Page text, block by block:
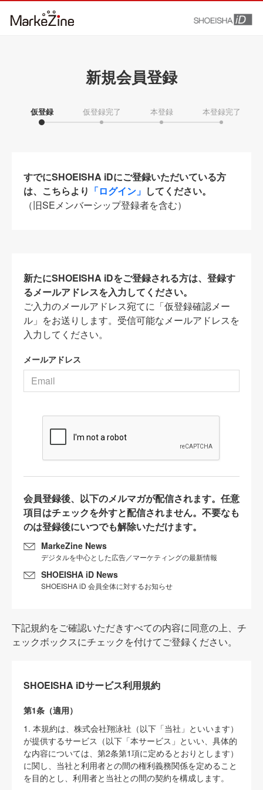
新規会員登録
仮登録 仮登録完了 本登録 本登録完了
すでにSHOEISHA iDにご登録いただいている方
は、こちらより 「ログイン」 してください。
（旧SEメンバーシップ登録者を含む）
新たにSHOEISHA iDをご登録される方は、登録す
るメールアドレスを入力してください。
ご入力のメールアドレス宛てに「仮登録確認メー
ル」をお送りします。受信可能なメールアドレスを
入力してください。
メールアドレス
会員登録後、以下のメルマガが配信されます。任意
項目はチェックを外すと配信されません。不要なも
のは登録後にいつでも解除いただけます。
MarkeZine News
デジタルを中心とした広告／マーケティングの最新情報
SHOEISHA iD News
SHOEISHA iD 会員全体に対するお知らせ
下記規約をご確認いただきすべての内容に同意の上、チ
ェックボックスにチェックを付けてご登録ください。
SHOEISHA iDサービス利用規約
第1条（適用）
1. 本規約は、株式会社翔泳社（以下「当社」といいます）
が提供するサービス（以下「本サービス」といい、具体的
な内容については、第2条第1項に定めるとおりとします）
に関し、当社と利用者との間の権利義務関係を定めること
を目的とし、利用者と当社との間の契約を構成します。